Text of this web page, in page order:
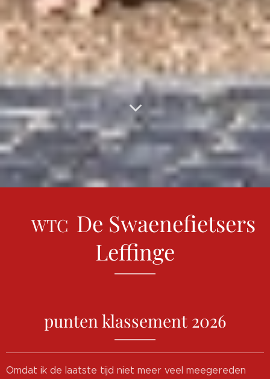
WTC De Swaenefietsers
Leffinge
punten klassement 2026
Omdat ik de laatste tijd niet meer veel meegereden